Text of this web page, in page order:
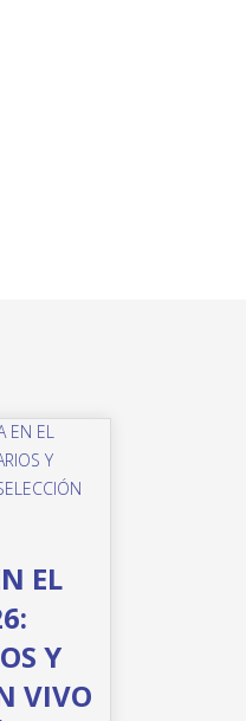
EL
Y
VIVO